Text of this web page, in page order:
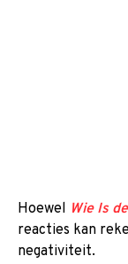
Hoewel Wie Is
reacties kan
negativiteit.